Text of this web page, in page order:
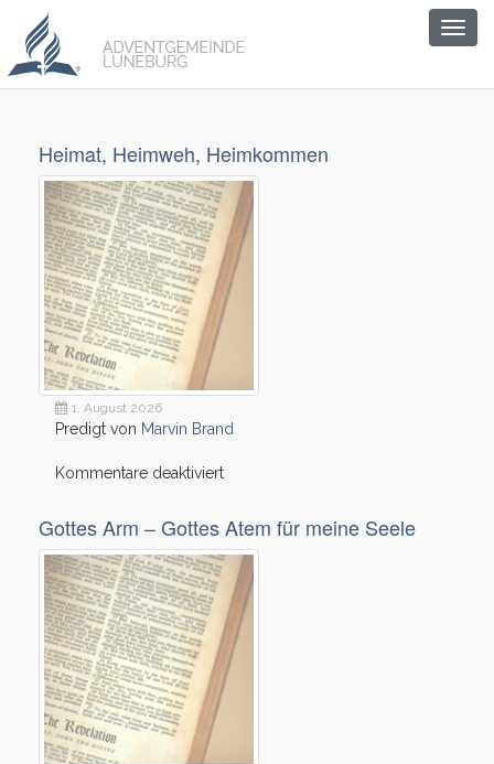
Heimat, Heimweh, Heimkommen
1. August 2026
Predigt von Marvin Brand
Kommentare deaktiviertfür
Heimkommen
Gottes Arm – Gottes Atem für meine Seele